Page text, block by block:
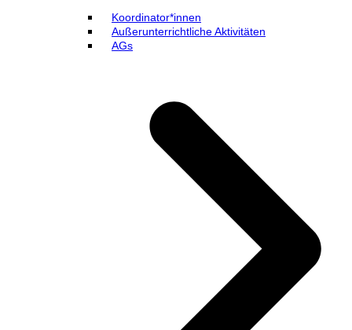
Koordinator*innen
Außerunterrichtliche Aktivitäten
AGs